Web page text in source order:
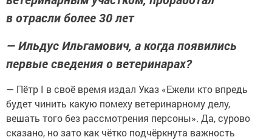
в отрасли более 30 лет
— Ильдус Ильгамович, а когда появились
первые сведения о ветеринарах?
— Пётр I в своё время издал Указ «Ежели кто впредь
будет чинить какую помеху ветеринарному делу,
вешать того без рассмотрения персоны». Да, сурово
сказано, но зато как чётко подчёркнута важность